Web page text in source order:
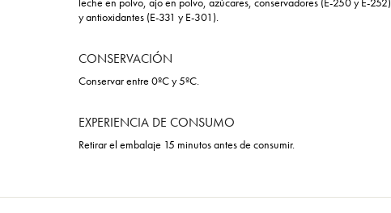
y antioxidantes (E-331 y E-301).
CONSERVACIÓN
Conservar entre 0ºC y 5ºC.
EXPERIENCIA DE CONSUMO
Retirar el embalaje 15 minutos antes de consumir.